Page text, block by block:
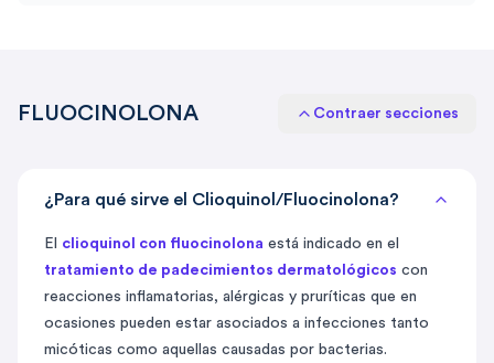
FLUOCINOLONA Contraer secciones
¿Para qué sirve el Clioquinol/Fluocinolona?
El clioquinol con fluocinolona está indicado en el
tratamiento de padecimientos dermatológicos con
reacciones inflamatorias, alérgicas y pruríticas que en
ocasiones pueden estar asociados a infecciones tanto
micóticas como aquellas causadas por bacterias.